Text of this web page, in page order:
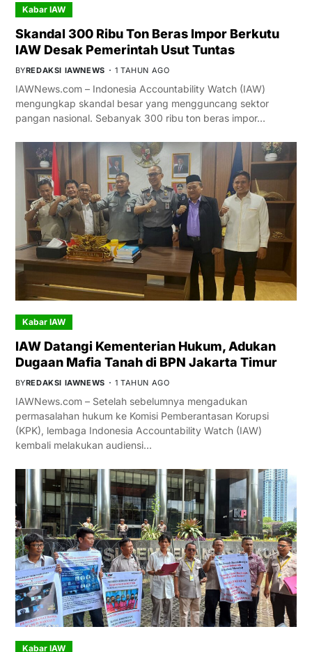
Kabar IAW
Skandal 300 Ribu Ton Beras Impor Berkutu
IAW Desak Pemerintah Usut Tuntas
BYREDAKSI IAWNEWS 1 TAHUN AGO
IAWNews.com – Indonesia Accountability Watch (IAW)
mengungkap skandal besar yang mengguncang sektor
pangan nasional. Sebanyak 300 ribu ton beras impor…
Kabar IAW
IAW Datangi Kementerian Hukum, Adukan
Dugaan Mafia Tanah di BPN Jakarta Timur
BYREDAKSI IAWNEWS 1 TAHUN AGO
IAWNews.com – Setelah sebelumnya mengadukan
permasalahan hukum ke Komisi Pemberantasan Korupsi
(KPK), lembaga Indonesia Accountability Watch (IAW)
kembali melakukan audiensi…
Kabar IAW